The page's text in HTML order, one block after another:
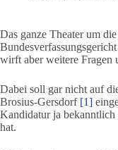
Das ganze Theater um
wirft aber weitere Fragen
Dabei soll gar nicht auf
Brosius-Gersdorf [1]
Kandidatur ja
hat.